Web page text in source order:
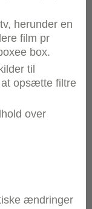
herunder en
film pr
box.
til
at opsætte filtre
over
ændringer